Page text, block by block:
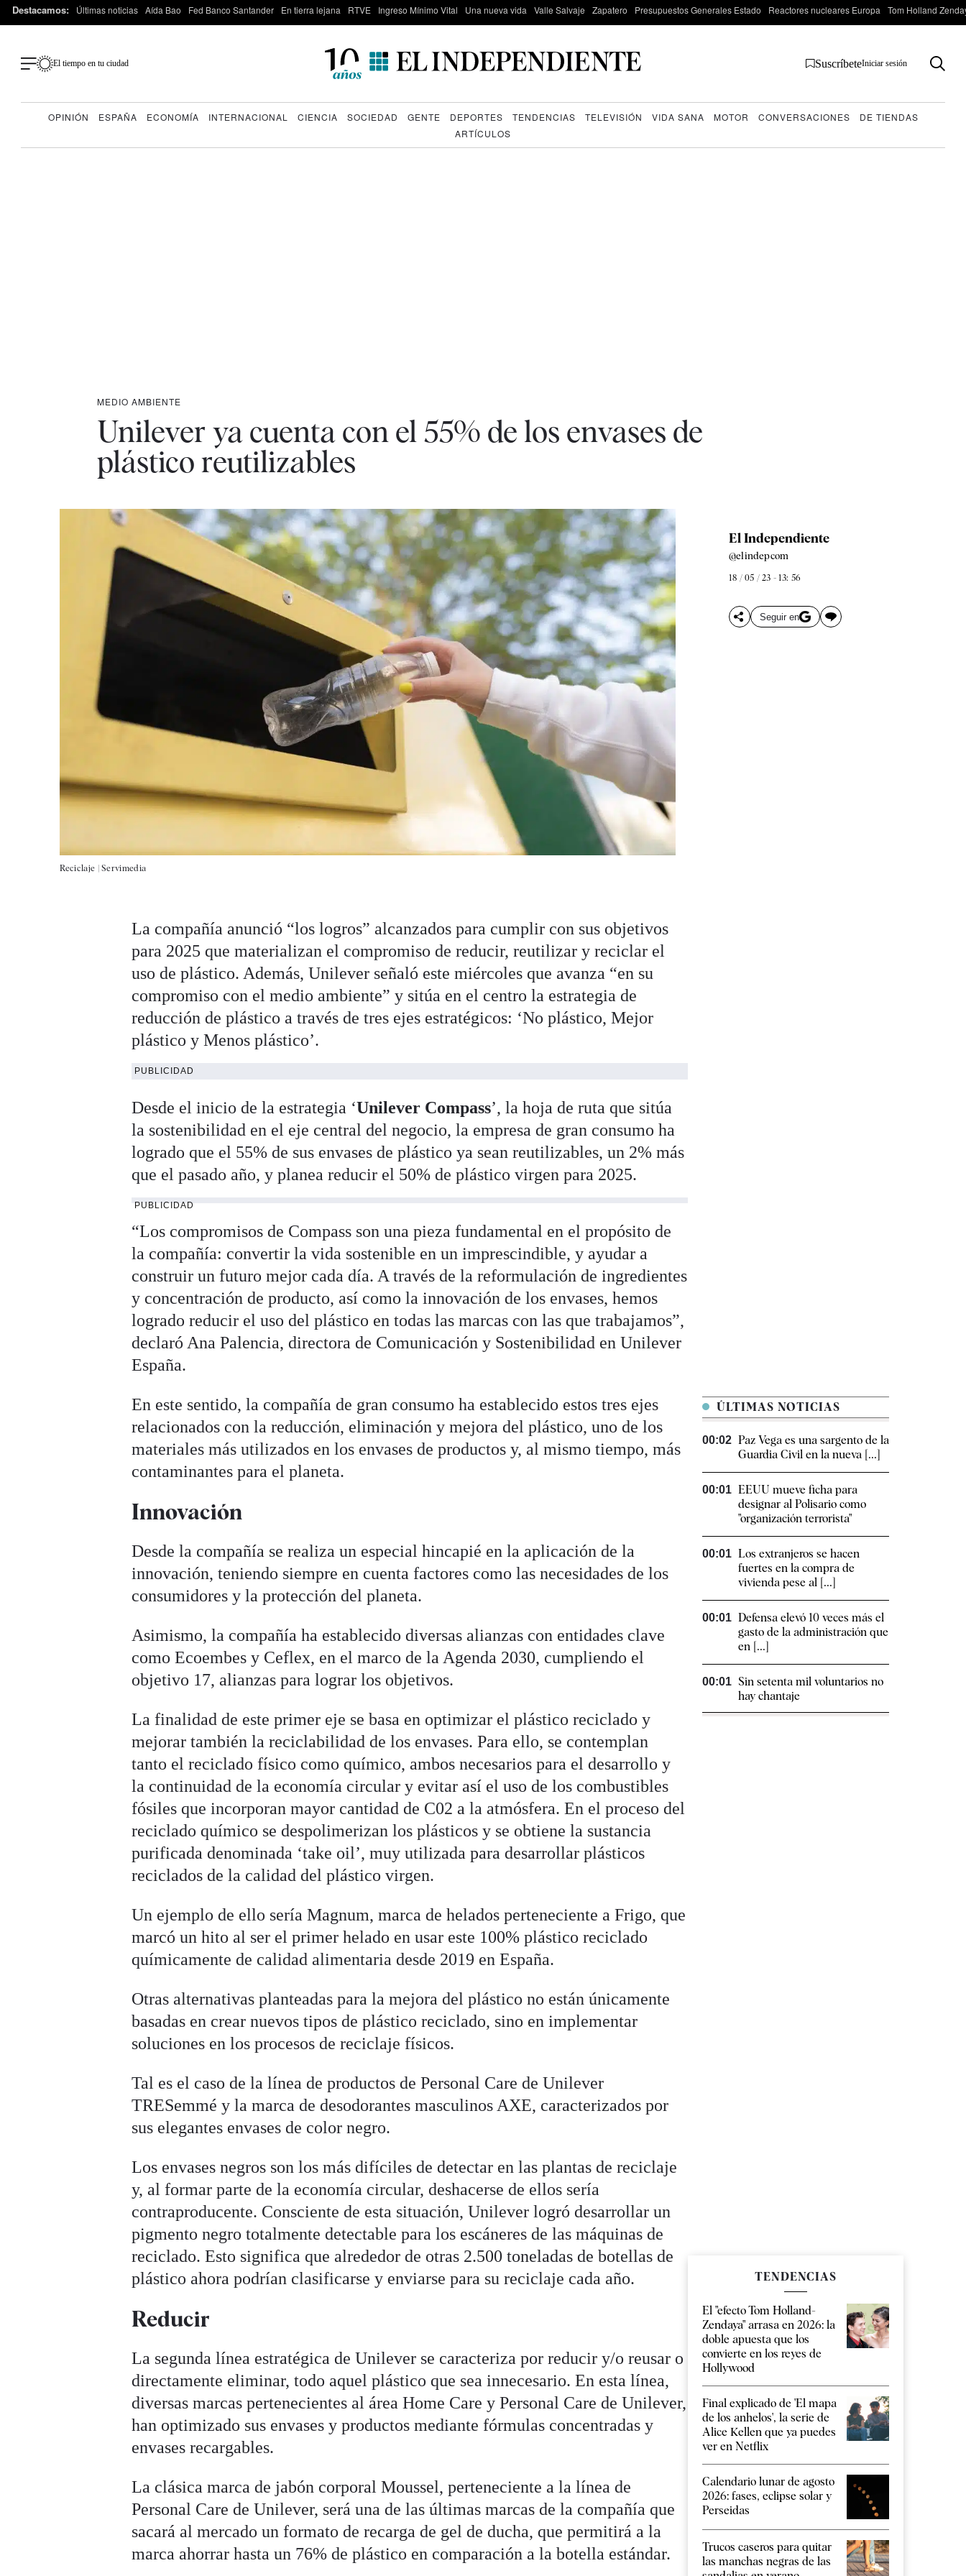
Destacamos: Últimas noticias Aída Bao Fed Banco Santander En tierra lejana RTVE Ingreso Mínimo Vital Una nueva vida Valle Salvaje Zapatero Presupuestos Generales Estado Reactores nucleares Europa Tom Holland
El tiempo en tu ciudad SuscríbeteIniciar sesión
OPINIÓN ESPAÑA ECONOMÍA INTERNACIONAL CIENCIA SOCIEDAD GENTE DEPORTES TENDENCIAS TELEVISIÓN VIDA SANA MOTOR CONVERSACIONES
DE TIENDAS
ARTÍCULOS
MEDIO AMBIENTE
Unilever ya cuenta con el 55% de los envases de
plástico reutilizables
Reciclaje |Servimedia
El Independiente
@elindepcom
18 / 05 / 23 - 13: 56
Seguir en
La compañía anunció “los logros” alcanzados para cumplir con sus objetivos
para 2025 que materializan el compromiso de reducir, reutilizar y reciclar el
uso de plástico. Además, Unilever señaló este miércoles que avanza “en su
compromiso con el medio ambiente” y sitúa en el centro la estrategia de
reducción de plástico a través de tres ejes estratégicos: ‘No plástico, Mejor
plástico y Menos plástico’.
PUBLICIDAD
Desde el inicio de la estrategia ‘Unilever Compass’, la hoja de ruta que sitúa
la sostenibilidad en el eje central del negocio, la empresa de gran consumo ha
logrado que el 55% de sus envases de plástico ya sean reutilizables, un 2% más
que el pasado año, y planea reducir el 50% de plástico virgen para 2025.
PUBLICIDAD
“Los compromisos de Compass son una pieza fundamental en el propósito de
la compañía: convertir la vida sostenible en un imprescindible, y ayudar a
construir un futuro mejor cada día. A través de la reformulación de ingredientes
y concentración de producto, así como la innovación de los envases, hemos
logrado reducir el uso del plástico en todas las marcas con las que trabajamos”,
declaró Ana Palencia, directora de Comunicación y Sostenibilidad en Unilever
España.
En este sentido, la compañía de gran consumo ha establecido estos tres ejes
relacionados con la reducción, eliminación y mejora del plástico, uno de los
materiales más utilizados en los envases de productos y, al mismo tiempo, más
contaminantes para el planeta.
Innovación
Desde la compañía se realiza un especial hincapié en la aplicación de la
innovación, teniendo siempre en cuenta factores como las necesidades de los
consumidores y la protección del planeta.
Asimismo, la compañía ha establecido diversas alianzas con entidades clave
como Ecoembes y Ceflex, en el marco de la Agenda 2030, cumpliendo el
objetivo 17, alianzas para lograr los objetivos.
La finalidad de este primer eje se basa en optimizar el plástico reciclado y
mejorar también la reciclabilidad de los envases. Para ello, se contemplan
tanto el reciclado físico como químico, ambos necesarios para el desarrollo y
la continuidad de la economía circular y evitar así el uso de los combustibles
fósiles que incorporan mayor cantidad de C02 a la atmósfera. En el proceso del
reciclado químico se despolimerizan los plásticos y se obtiene la sustancia
purificada denominada ‘take oil’, muy utilizada para desarrollar plásticos
reciclados de la calidad del plástico virgen.
Un ejemplo de ello sería Magnum, marca de helados perteneciente a Frigo, que
marcó un hito al ser el primer helado en usar este 100% plástico reciclado
químicamente de calidad alimentaria desde 2019 en España.
Otras alternativas planteadas para la mejora del plástico no están únicamente
basadas en crear nuevos tipos de plástico reciclado, sino en implementar
soluciones en los procesos de reciclaje físicos.
Tal es el caso de la línea de productos de Personal Care de Unilever
TRESemmé y la marca de desodorantes masculinos AXE, caracterizados por
sus elegantes envases de color negro.
Los envases negros son los más difíciles de detectar en las plantas de reciclaje
y, al formar parte de la economía circular, deshacerse de ellos sería
contraproducente. Consciente de esta situación, Unilever logró desarrollar un
pigmento negro totalmente detectable para los escáneres de las máquinas de
reciclado. Esto significa que alrededor de otras 2.500 toneladas de botellas de
plástico ahora podrían clasificarse y enviarse para su reciclaje cada año.
Reducir
La segunda línea estratégica de Unilever se caracteriza por reducir y/o reusar o
directamente eliminar, todo aquel plástico que sea innecesario. En esta línea,
diversas marcas pertenecientes al área Home Care y Personal Care de Unilever,
han optimizado sus envases y productos mediante fórmulas concentradas y
envases recargables.
La clásica marca de jabón corporal Moussel, perteneciente a la línea de
Personal Care de Unilever, será una de las últimas marcas de la compañía que
sacará al mercado un formato de recarga de gel de ducha, que permitirá a la
marca ahorrar hasta un 76% de plástico en comparación a la botella estándar.
ÚLTIMAS NOTICIAS
00:02 Paz Vega es una sargento de la
Guardia Civil en la nueva [...]
00:01 EEUU mueve ficha para
designar al Polisario como
"organización terrorista"
00:01 Los extranjeros se hacen
fuertes en la compra de
vivienda pese al [...]
00:01 Defensa elevó 10 veces más el
gasto de la administración que
en [...]
00:01 Sin setenta mil voluntarios no
hay chantaje
TENDENCIAS
El "efecto Tom Holland-
Zendaya" arrasa en 2026: la
doble apuesta que los
convierte en los reyes de
Hollywood
Final explicado de 'El mapa
de los anhelos', la serie de
Alice Kellen que ya puedes
ver en Netflix
Calendario lunar de agosto
2026: fases, eclipse solar y
Perseidas
Trucos caseros para quitar
las manchas negras de las